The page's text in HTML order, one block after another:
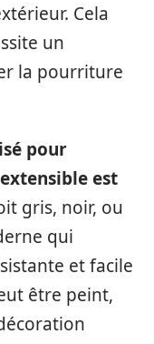
Cela
un
la pourriture
pour
est
gris, noir, ou
qui
et facile
être peint,